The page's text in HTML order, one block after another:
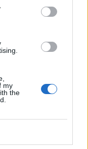
my
the
de Francia,
la Mosca, en las
con algo menos
por ser el primer
de 200 años,
donde al calor